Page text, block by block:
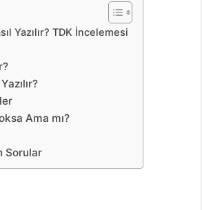
Yazılır? TDK İncelemesi
Ama mı?
Sorular